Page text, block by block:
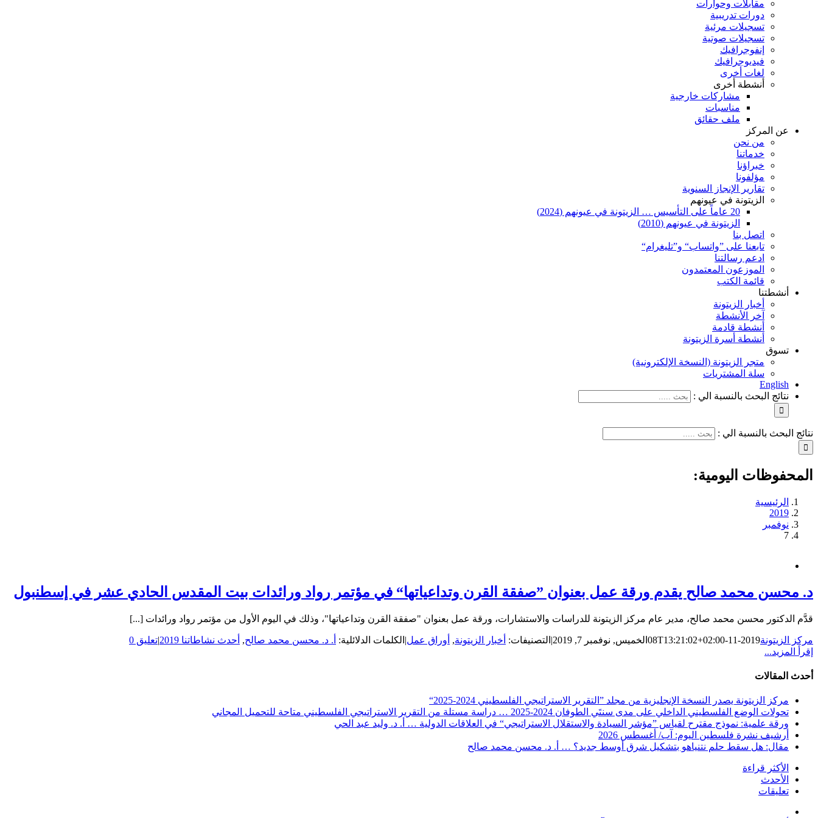
مقابلات وحوارات
دورات تدريبية
تسجيلات مرئية
تسجيلات صوتية
إنفوجرافيك
فيديوجرافيك
لغات أخرى
أنشطة أخرى
مشاركات خارجية
مناسبات
ملف حقائق
عن المركز
من نحن
خدماتنا
خبراؤنا
مؤلفونا
تقارير الإنجاز السنوية
الزيتونة في عيونهم
20 عاماً على التأسيس … الزيتونة في عيونهم (2024)
الزيتونة في عيونهم (2010)
اتصل بنا
تابعنا على ”واتساب“ و”تليغرام“
ادعم رسالتنا
الموزعون المعتمدون
قائمة الكتب
أنشطتنا
أخبار الزيتونة
آخر الأنشطة
أنشطة قادمة
أنشطة أسرة الزيتونة
تسوق
متجر الزيتونة (النسخة الإلكترونية)
سلة المشتريات
English
نتائج البحث بالنسبة الي :
نتائج البحث بالنسبة الي :
المحفوظات اليومية:
الرئيسية
2019
نوفمبر
7
د. محسن محمد صالح يقدم ورقة عمل بعنوان ”صفقة القرن وتداعياتها“ في مؤتمر رواد ورائدات بيت المقدس الحادي عشر في إسطنبول
قدَّم الدكتور محسن محمد صالح، مدير عام مركز الزيتونة للدراسات والاستشارات، ورقة عمل بعنوان "صفقة القرن وتداعياتها"، وذلك في اليوم الأول من مؤتمر رواد ورائدات [...]
مركز الزيتونة2019-11-08T13:21:02+02:00 الخميس, نوفمبر 7, 2019 | التصنيفات: أخبار الزيتونة, أوراق عمل| الكلمات الدلائلية: أ. د. محسن محمد صالح, أحدث نشاطاتنا 2019 |تعليق 0
إقرأ المزيد...
أحدث المقالات
مركز الزيتونة يصدر النسخة الإنجليزية من مجلد ”التقرير الاستراتيجي الفلسطيني 2024-2025“
تحولات الوضع الفلسطيني الداخلي على مدى سنتَي الطوفان 2024-2025 … دراسة مستلة من التقرير الاستراتيجي الفلسطيني متاحة للتحميل المجاني
ورقة علمية: نموذج مقترح لقياس ”مؤشر السيادة والاستقلال الاستراتيجي“ في العلاقات الدولية … أ. د. وليد عبد الحي
أرشيف نشرة فلسطين اليوم: آب/ أغسطس 2026
مقال: هل سقط حلم نتنياهو بتشكيل شرق أوسط جديد؟ … أ. د. محسن محمد صالح
الأكثر قراءة
الأحدث
تعليقات